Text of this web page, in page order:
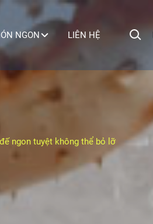
NGON LIÊN HỆ
ngon tuyệt không thể bỏ lỡ